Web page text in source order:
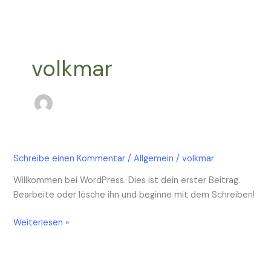
volkmar
Schreibe einen Kommentar /Allgemein /volkmar
Willkommen bei WordPress. Dies ist dein erster Beitrag.
Bearbeite oder lösche ihn und beginne mit dem Schreiben!
Hallo
Weiterlesen »